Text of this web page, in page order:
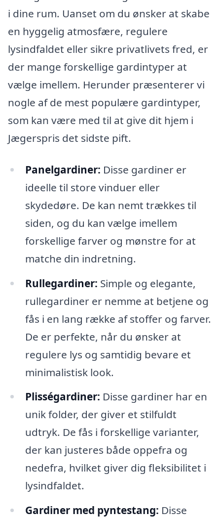
i dine rum. Uanset om du ønsker at skabe
en hyggelig atmosfære, regulere
lysindfaldet eller sikre privatlivets fred, er
der mange forskellige gardintyper at
vælge imellem. Herunder præsenterer vi
nogle af de mest populære gardintyper,
som kan være med til at give dit hjem i
Jægerspris det sidste pift.
Panelgardiner: Disse gardiner er
ideelle til store vinduer eller
skydedøre. De kan nemt trækkes til
siden, og du kan vælge imellem
forskellige farver og mønstre for at
matche din indretning.
Rullegardiner: Simple og elegante,
rullegardiner er nemme at betjene og
fås i en lang række af stoffer og farver.
De er perfekte, når du ønsker at
regulere lys og samtidig bevare et
minimalistisk look.
Plisségardiner: Disse gardiner har en
unik folder, der giver et stilfuldt
udtryk. De fås i forskellige varianter,
der kan justeres både oppefra og
nedefra, hvilket giver dig fleksibilitet i
lysindfaldet.
Gardiner med pyntestang: Disse